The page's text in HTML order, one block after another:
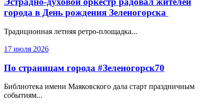
города в День рождения Зеленогорска
Традиционная летняя ретро-площадка...
17 июля 2026
По страницам города #Зеленогорск70
Библиотека имени Маяковского дала старт праздничным
событиям...